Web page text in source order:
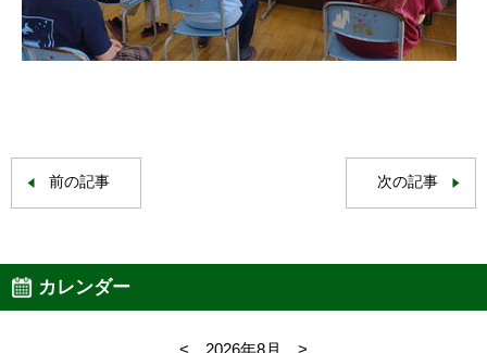
前の記事 次の記事
カレンダー
< 2026年8月
>